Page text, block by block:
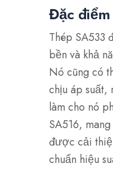
Đặc
Thép
bền và khả
Nó cũng có
chịu áp suất,
làm cho nó
SA516,
được cải
chuẩn hiệu